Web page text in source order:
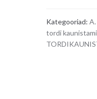
Kategooriad:
tordi